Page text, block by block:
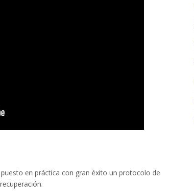
en práctica con gran éxito un protocolo de